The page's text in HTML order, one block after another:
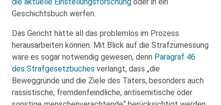
Geschichtsbuch werfen.
Das Gericht hätte all das problemlos im Prozess
herausarbeiten können. Mit Blick auf die Strafzumessung
wäre es sogar notwendig gewesen, denn Paragraf 46
des Strafgesetzbuches verlangt, dass „die
Beweggründe und die Ziele des Täters, besonders auch
rassistische, fremdenfeindliche, antisemitische oder